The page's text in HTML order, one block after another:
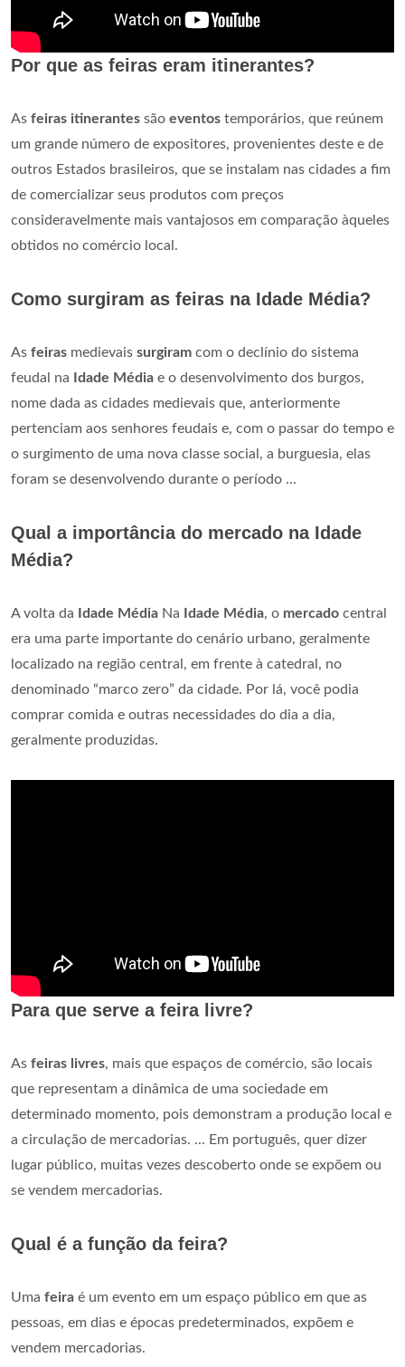
Por que as feiras eram itinerantes?
As feiras itinerantes são eventos temporários, que reúnem
um grande número de expositores, provenientes deste e de
outros Estados brasileiros, que se instalam nas cidades a fim
de comercializar seus produtos com preços
consideravelmente mais vantajosos em comparação àqueles
obtidos no comércio local.
Como surgiram as feiras na Idade Média?
As feiras medievais surgiram com o declínio do sistema
feudal na
Idade Média e o desenvolvimento dos burgos,
nome dada as cidades medievais que, anteriormente
pertenciam aos senhores feudais e, com o passar do tempo e
o surgimento de uma nova classe social, a burguesia, elas
foram se desenvolvendo durante o período ...
Qual a importância do mercado na Idade
Média?
A volta da Idade Média Na Idade Média, o mercado central
era uma parte importante do cenário urbano, geralmente
localizado na região central, em frente à catedral, no
denominado “marco zero” da cidade. Por lá, você podia
comprar comida e outras necessidades do dia a dia,
geralmente produzidas.
Para que serve a feira livre?
As feiras livres, mais que espaços de comércio, são locais
que representam a dinâmica de uma sociedade em
determinado momento, pois demonstram a produção local e
a circulação de mercadorias. ... Em português, quer dizer
lugar público, muitas vezes descoberto onde se expõem ou
se vendem mercadorias.
Qual é a função da feira?
Uma feira é um evento em um espaço público em que as
pessoas, em dias e épocas predeterminados, expõem e
vendem mercadorias.